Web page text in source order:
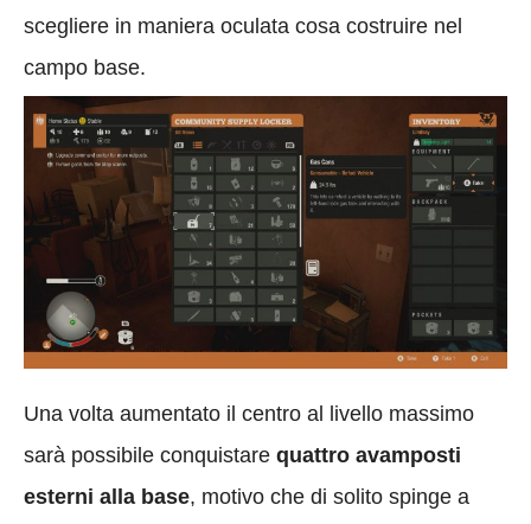
scegliere in maniera oculata cosa costruire nel
campo base.
Una volta aumentato il centro al livello massimo
sarà possibile conquistare quattro avamposti
esterni alla base, motivo che di solito spinge a